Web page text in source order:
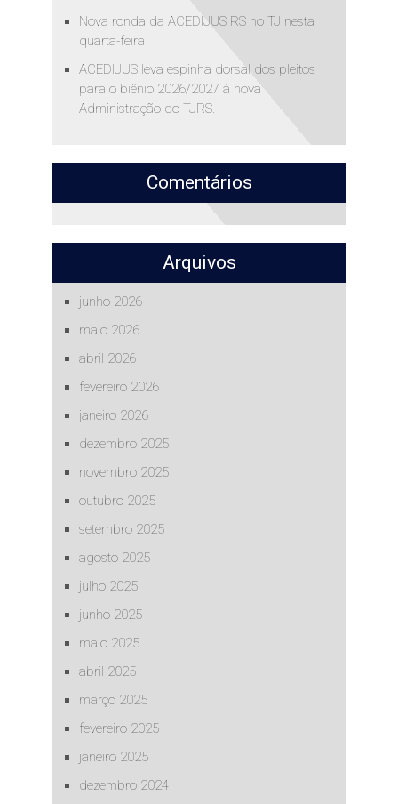
Nova ronda da ACEDIJUS RS no TJ nesta
quarta-feira
ACEDIJUS leva espinha dorsal dos pleitos
para o biênio 2026/2027 à nova
Administração do TJRS.
Comentários
Arquivos
junho 2026
maio 2026
abril 2026
fevereiro 2026
janeiro 2026
dezembro 2025
novembro 2025
outubro 2025
setembro 2025
agosto 2025
julho 2025
junho 2025
maio 2025
abril 2025
março 2025
fevereiro 2025
janeiro 2025
dezembro 2024